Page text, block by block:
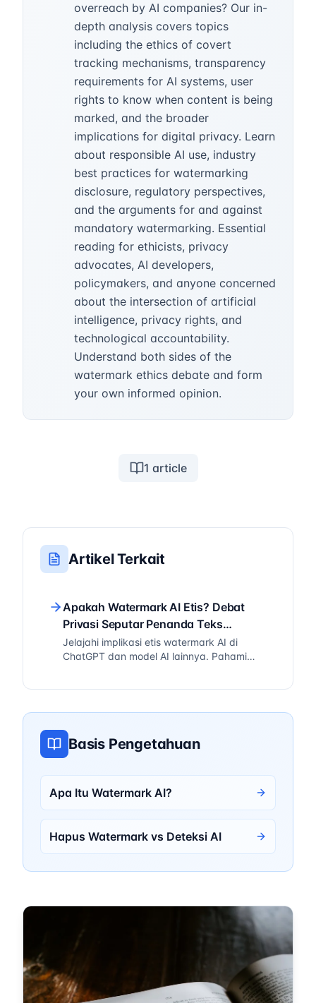
overreach by AI companies? Our in-
depth analysis covers topics
including the ethics of covert
tracking mechanisms, transparency
requirements for AI systems, user
rights to know when content is being
marked, and the broader
implications for digital privacy. Learn
about responsible AI use, industry
best practices for watermarking
disclosure, regulatory perspectives,
and the arguments for and against
mandatory watermarking. Essential
reading for ethicists, privacy
advocates, AI developers,
policymakers, and anyone concerned
about the intersection of artificial
intelligence, privacy rights, and
technological accountability.
Understand both sides of the
watermark ethics debate and form
your own informed opinion.
1 article
Artikel Terkait
Apakah Watermark AI Etis? Debat
Privasi Seputar Penanda Teks
Tersembunyi
Jelajahi implikasi etis watermark AI di
ChatGPT dan model AI lainnya. Pahami
Basis Pengetahuan
Apa Itu Watermark AI?
Hapus Watermark vs Deteksi AI